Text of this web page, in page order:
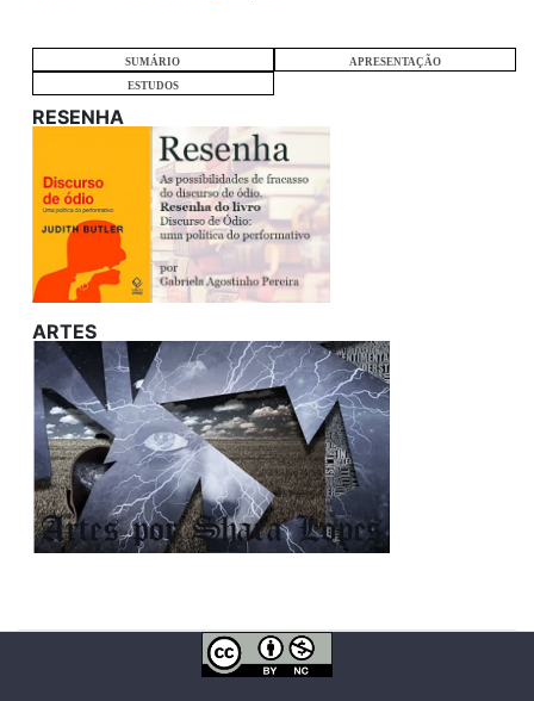
SUMÁRIO
APRESENTAÇÃO
ESTUDOS
RESENHA
ARTES